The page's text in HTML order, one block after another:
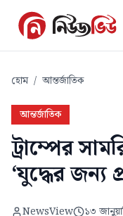
হোম / আন্তর্জাতিক
আন্তর্জাতিক
ট্রাম্পের
‘যুদ্ধের জন্য
NewsView ১৩